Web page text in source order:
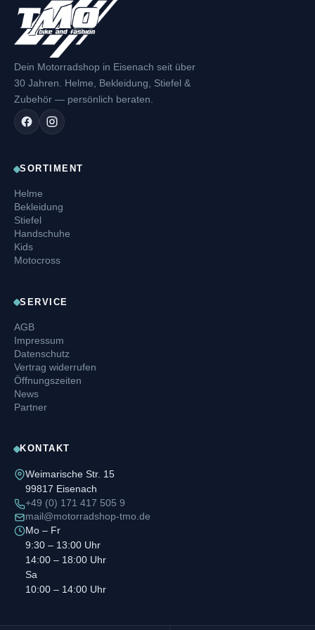
Dein Motorradshop in Eisenach seit über
30 Jahren. Helme, Bekleidung, Stiefel &
Zubehör — persönlich beraten.
SORTIMENT
Helme
Bekleidung
Stiefel
Handschuhe
Kids
Motocross
SERVICE
AGB
Impressum
Datenschutz
Vertrag widerrufen
Öffnungszeiten
News
Partner
KONTAKT
Weimarische Str. 15
99817 Eisenach
+49 (0) 171 417 505 9
mail@motorradshop-tmo.de
Mo – Fr
9:30 – 13:00 Uhr
14:00 – 18:00 Uhr
Sa
10:00 – 14:00 Uhr